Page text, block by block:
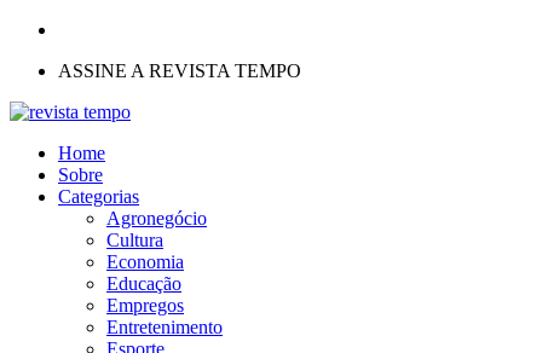
ASSINE A REVISTA TEMPO
Home
Sobre
Categorias
Agronegócio
Cultura
Economia
Educação
Empregos
Entretenimento
Esporte